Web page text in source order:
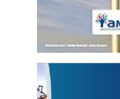
Statut de l’élu local
3 avril 2024
Mise à jour avril 2024